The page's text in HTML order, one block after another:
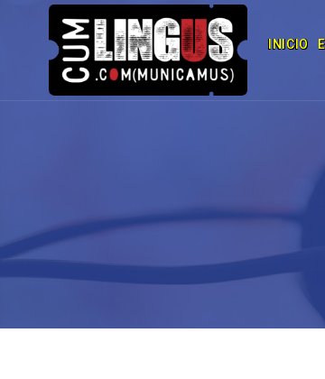
INICIO